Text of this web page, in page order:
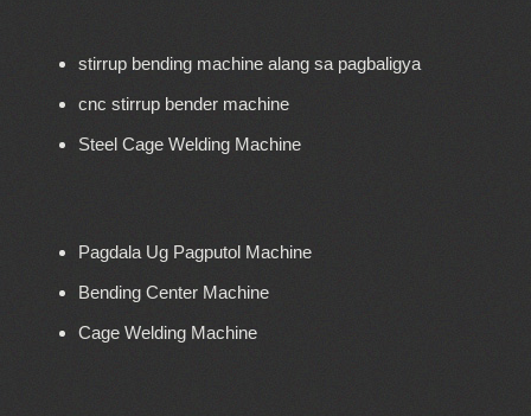
stirrup bending machine alang sa pagbaligya
cnc stirrup bender machine
Steel Cage Welding Machine
Pagdala Ug Pagputol Machine
Bending Center Machine
Cage Welding Machine